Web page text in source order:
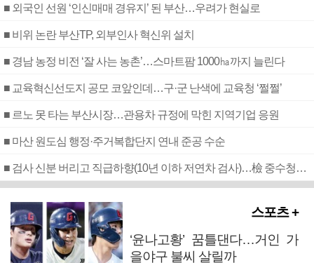
■ 외국인 선원 ‘인신매매 경유지’ 된 부산…우려가 현실로
■ 비위 논란 부산TP, 외부인사 혁신위 설치
■ 경남 농정 비전 ‘잘 사는 농촌’…스마트팜 1000㏊까지 늘린다
■ 교육혁신선도지 공모 코앞인데…구·군 난색에 교육청 ‘쩔쩔’
■ 르노 못 타는 부산시장…관용차 규정에 막힌 지역기업 응원
■ 마산 원도심 행정·주거복합단지 연내 준공 수순
■ 검사 신분 버리고 직급하향(10년 이하 저연차 검사)…檢 중수청행 기피
스포츠 +
‘윤나고황’ 꿈틀댄다…거인 가
을야구 불씨 살릴까